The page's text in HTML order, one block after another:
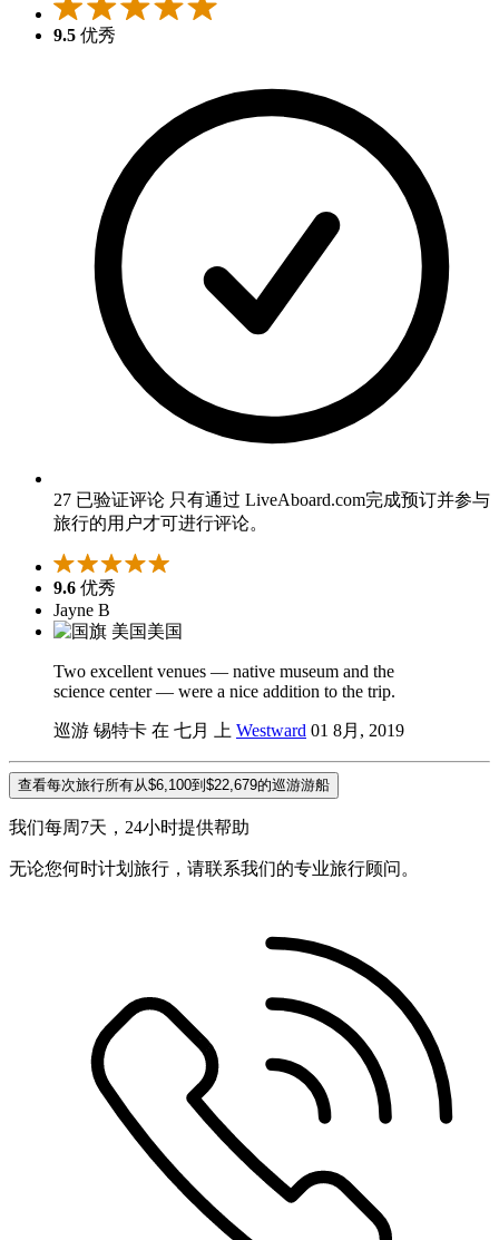
9.5 优秀
27 已验证评论 只有通过 LiveAboard.com完成预订并参与
旅行的用户才可进行评论。
9.6 优秀
Jayne B
美国
Two excellent venues — native museum and the
science center — were a nice addition to the trip.
巡游 锡特卡 在 七月 上 Westward 01 8月, 2019
查看每次旅行所有从$6,100到$22,679的巡游游船
我们每周7天，24小时提供帮助
无论您何时计划旅行，请联系我们的专业旅行顾问。